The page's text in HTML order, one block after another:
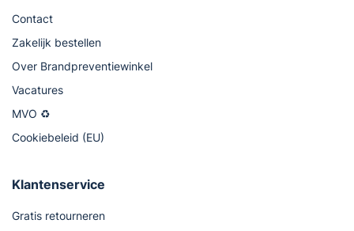
Contact
Zakelijk bestellen
Over Brandpreventiewinkel
Vacatures
MVO ♻
Cookiebeleid (EU)
Klantenservice
Gratis retourneren